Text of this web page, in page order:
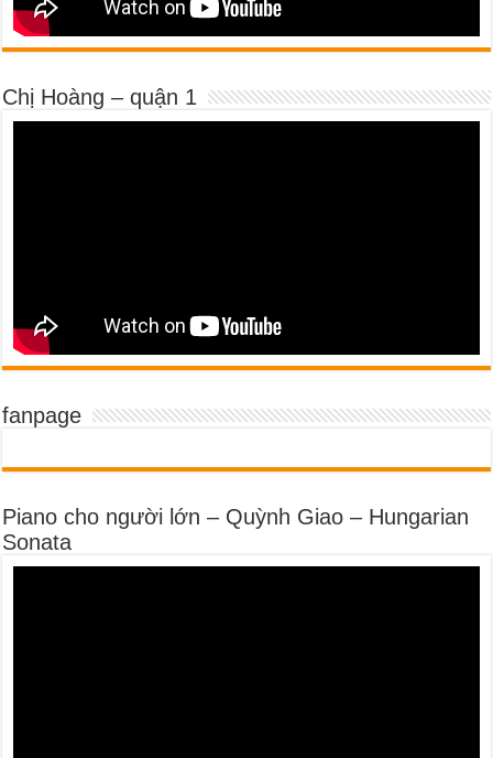
Chị Hoàng – quận 1
fanpage
Piano cho người lớn – Quỳnh Giao – Hungarian
Sonata